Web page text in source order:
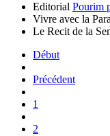
Editorial Pourim
Vivre avec la
Le Recit de la
Début
Précédent
1
2